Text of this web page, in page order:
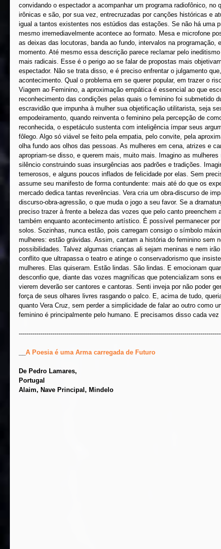
convidando o espectador a acompanhar um programa radiofônico,
irônicas e são, por sua vez, entrecruzadas por canções históricas e
igual a tantos existentes nos estúdios das estações. Se não há uma
mesmo irremediavelmente acontece ao formato. Mesa e microfone
as deixas das locutoras, banda ao fundo, intervalos na programação,
momento. Até mesmo essa descrição parece reclamar pelo
mais radicais. Esse é o perigo ao se falar de propostas mais
espectador. Não se trata disso, e é preciso enfrentar o julgamento
acontecimento. Qual o problema em se querer popular, em trazer o
Viagem ao Feminino, a aproximação empática é essencial ao que
reconhecimento das condições pelas quais o feminino foi submetido
escravidão que impunha à mulher sua objetificação utilitarista, seja
empodeiramento, quando reinventa o feminino pela percepção de
reconhecida, o espetáculo sustenta com inteligência ímpar seus
fôlego. Algo só viável se feito pela empatia, pelo convite, pela
olha fundo aos olhos das pessoas. As mulheres em cena, atrizes e
apropriam-se disso, e querem mais, muito mais. Imagino as
silêncio construindo suas insurgências aos padrões e tradições.
temerosos, e alguns poucos inflados de felicidade por elas. Sem
assume seu manifesto de forma contundente: mais até do que os
mercado dedica tantas reverências. Vera cria um obra-discurso de
discurso-obra-agressão, o que muda o jogo a seu favor. Se a
preciso trazer à frente a beleza das vozes que pelo canto
também enquanto acontecimento artístico. É possível permanecer
solos. Sozinhas, nunca estão, pois carregam consigo o símbolo
mulheres: estão grávidas. Assim, cantam a história do feminino sem
possibilidades. Talvez algumas crianças ali sejam meninas e nem
conflito que ultrapassa o teatro e atinge o conservadorismo que
mulheres. Elas quiseram. Estão lindas. São lindas. E emocionam
desconfio que, diante das vozes magníficas que potencializam sons
vierem deverão ser cantores e cantoras. Senti inveja por não poder
força de seus olhares livres rasgando o palco. E, acima de tudo,
quanto Vera Cruz, sem perder a simplicidade de falar ao outro como
feminino é principalmente pelo humano. E precisamos disso cada
A Poesia é uma Arma carregada de Futuro
De Pedro Lamares,
Portugal
Alaim, Nave Principal, Mindelo